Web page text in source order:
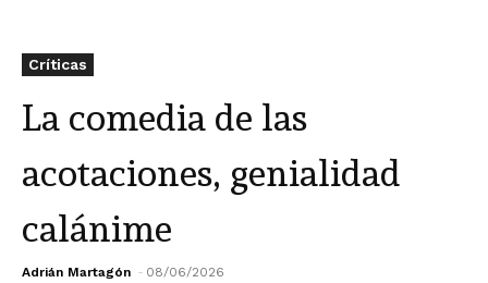
Críticas
La comedia de las
acotaciones, genialidad
calánime
Adrián Martagón - 08/06/2026